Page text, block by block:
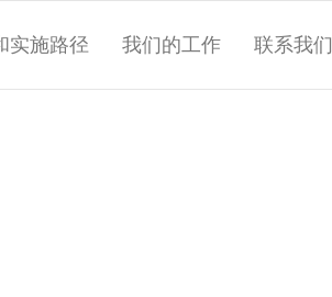
实施路径 我们的工作 联系我们